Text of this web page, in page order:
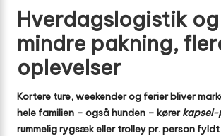
Hverdagslogistik
mindre pakning,
oplevelser
Kortere ture, weekender og ferier bliver
hele familien – også hunden – kører
rummelig rygsæk eller trolley pr. person fyldt